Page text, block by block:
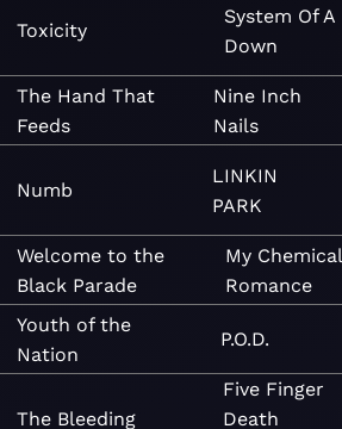
Toxicity
System Of A
Down
The Hand That
Feeds
Nine Inch
Nails
Numb
LINKIN
PARK
Welcome to the
Black Parade
My Chemical
Romance
Youth of the
Nation
P.O.D.
The Bleeding
Five Finger
Death